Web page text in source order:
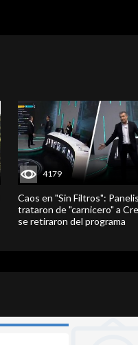
4179
Caos en "Sin Filtros":
trataron de "carnicero" a
se retiraron del programa